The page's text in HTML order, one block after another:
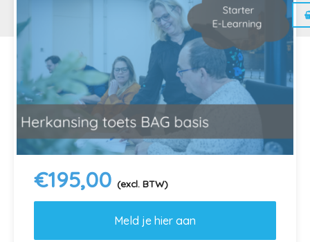
€195,00 (excl. BTW)
Meld je hier aan
Reviews Meer
Dit ga je leren
Heb je de BAG toets van DATA-Krachtal eens
gedaan en wil je een herkansing dan kan dat
met de “herkansingstoets”. Deze toets meet
met behulp van 60 vragen hoeveel jij weet
van de basiskennis van de BAG.
Voor wie?